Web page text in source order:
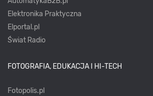
Elektronika Praktyczna
Elportal.pl
Świat Radio
FOTOGRAFIA, EDUKACJA I HI-TECH
Fotopolis.pl